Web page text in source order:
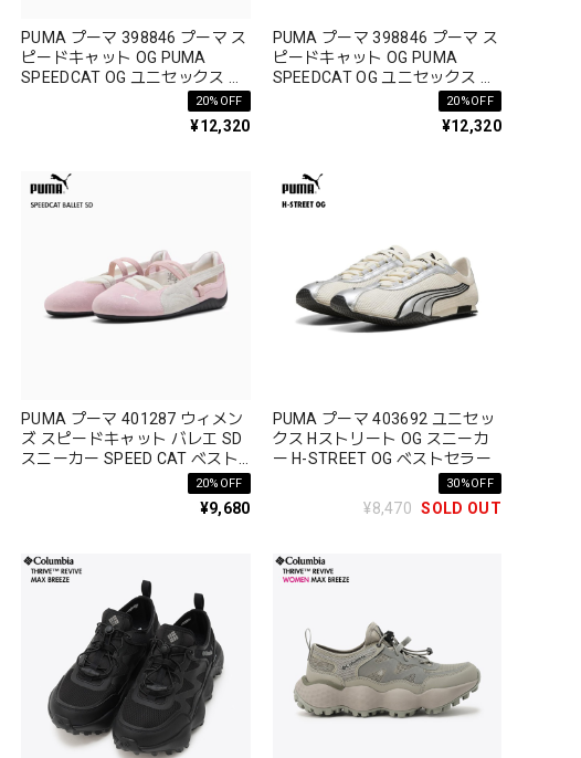
PUMA プーマ 398846 プーマ ス
ピードキャット OG PUMA
SPEEDCAT OG ユニセックス ベ
20%OFF
¥12,320
PUMA プーマ 398846 プーマ ス
ピードキャット OG PUMA
SPEEDCAT OG ユニセックス ベ
20%OFF
¥12,320
PUMA プーマ 401287 ウィメン
ズ スピードキャット バレエ SD
スニーカー SPEED CAT ベスト
20%OFF
¥9,680
PUMA プーマ 403692 ユニセッ
クス Hストリート OG スニーカ
ー H-STREET OG ベストセラー
30%OFF
¥8,470 SOLD OUT